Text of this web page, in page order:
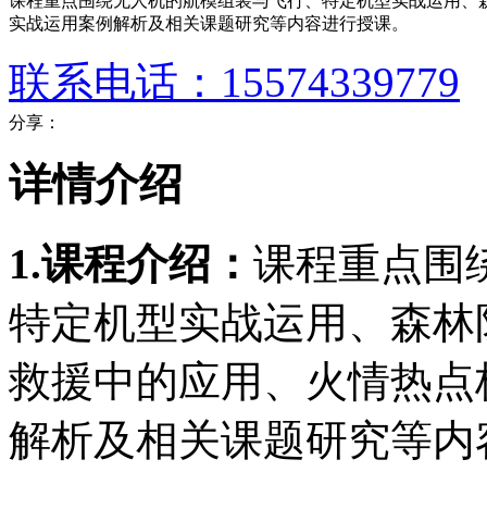
实战运用案例解析及相关课题研究等内容进行授课。
联系电话：15574339779
分享：
详情介绍
1.课程介绍： 课程重点围
特定机型实战运用、森
救援中的应用、火情热
解析及相关课题研究等